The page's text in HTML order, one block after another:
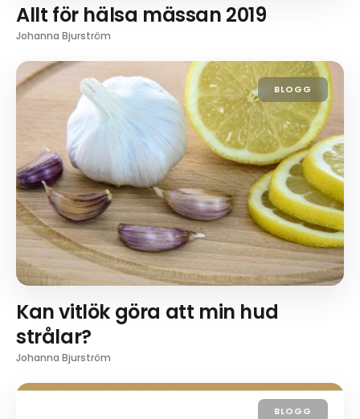
Allt för hälsa mässan 2019
Johanna Bjurström
BLOGG
Kan vitlök göra att min hud
strålar?
Johanna Bjurström
BLOGG